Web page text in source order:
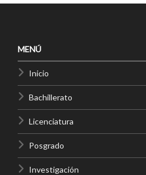
MENÚ
Inicio
Bachillerato
Licenciatura
Posgrado
Investigación